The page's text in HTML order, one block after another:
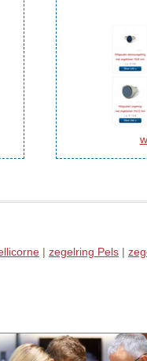
| zegelring Pels |